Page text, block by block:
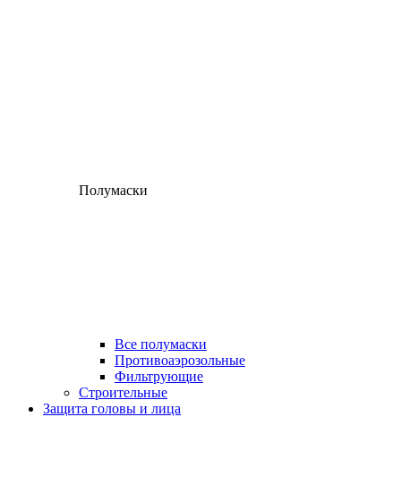
Полумаски
Все полумаски
Противоаэрозольные
Фильтрующие
Строительные
Защита головы и лица